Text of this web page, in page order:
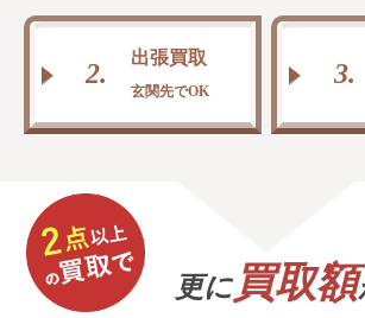
2.
出張買取
玄関先でOK
3.
更に買取額